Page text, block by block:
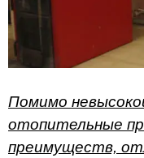
Помимо
отопительные
преимуществ,